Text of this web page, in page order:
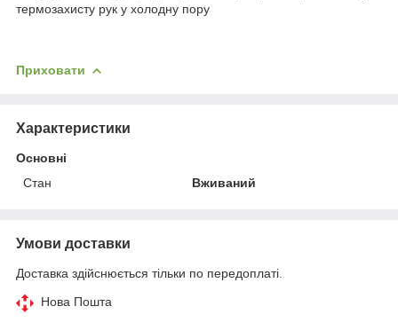
термозахисту рук у холодну пору
Приховати
Характеристики
Основні
Стан
Вживаний
Умови доставки
Доставка здійснюється тільки по передоплаті.
Нова Пошта